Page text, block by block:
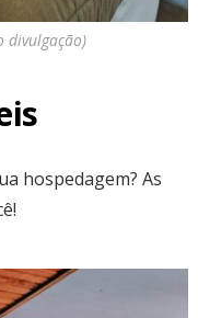
divulgação)
hospedagem? As